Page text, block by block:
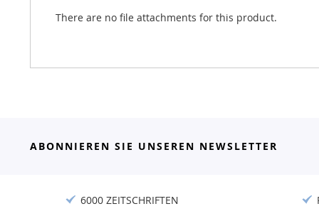
There are no file attachments for this product.
ABONNIEREN SIE UNSEREN NEWSLETTER
6000 ZEITSCHRIFTEN